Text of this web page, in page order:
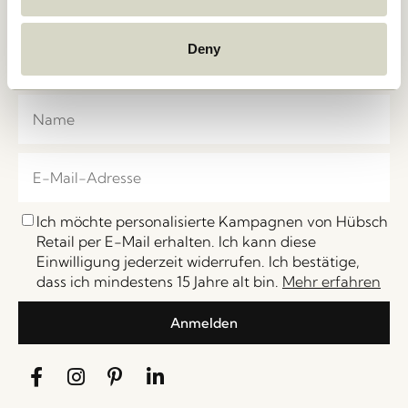
Deny
Melden Sie sich für unseren Hübsch-Newsletter an
und gehören Sie zu den Ersten, die von Neuheiten,
Sales, Veranstaltungen und Sonderangebote erfahren.
Ich möchte personalisierte Kampagnen von Hübsch
Retail per E-Mail erhalten. Ich kann diese
Einwilligung jederzeit widerrufen. Ich bestätige,
dass ich mindestens 15 Jahre alt bin. Mehr erfahren
Anmelden